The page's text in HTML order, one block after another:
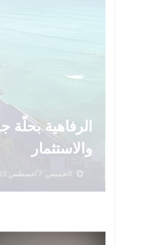
الرفاهية
والاستثمار
الخميس, 7 أغسطس 2025